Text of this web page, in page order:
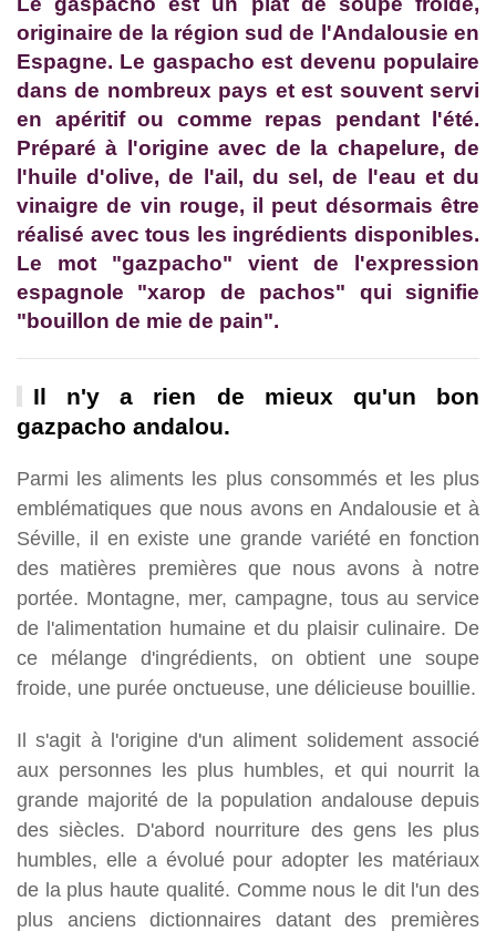
originaire de la région sud de l'Andalousie en
Espagne. Le gaspacho est devenu populaire
dans de nombreux pays et est souvent servi
en apéritif ou comme repas pendant l'été.
Préparé à l'origine avec de la chapelure, de
l'huile d'olive, de l'ail, du sel, de l'eau et du
vinaigre de vin rouge, il peut désormais être
réalisé avec tous les ingrédients disponibles.
Le mot "gazpacho" vient de l'expression
espagnole "xarop de pachos" qui signifie
"bouillon de mie de pain".
Il n'y a rien de mieux qu'un bon
gazpacho andalou.
Parmi les aliments les plus consommés et les plus
emblématiques que nous avons en Andalousie et à
Séville, il en existe une grande variété en fonction
des matières premières que nous avons à notre
portée. Montagne, mer, campagne, tous au service
de l'alimentation humaine et du plaisir culinaire. De
ce mélange d'ingrédients, on obtient une soupe
froide, une purée onctueuse, une délicieuse bouillie.
Il s'agit à l'origine d'un aliment solidement associé
aux personnes les plus humbles, et qui nourrit la
grande majorité de la population andalouse depuis
des siècles. D'abord nourriture des gens les plus
humbles, elle a évolué pour adopter les matériaux
de la plus haute qualité. Comme nous le dit l'un des
plus anciens dictionnaires datant des premières